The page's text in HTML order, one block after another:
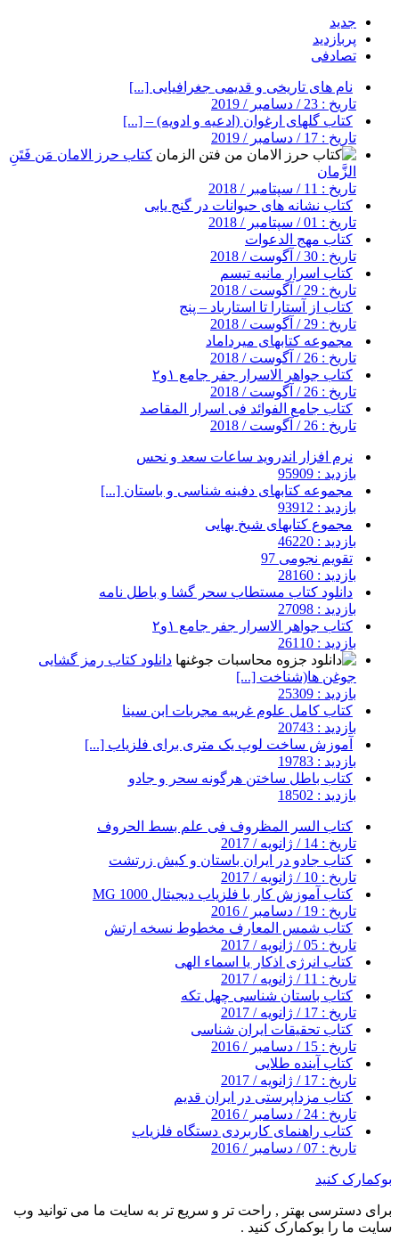
جدید
پربازدید
تصادفی
نام های تاریخی و قدیمی جغرافیایی [...]
تاریخ : 23 / دسامبر / 2019
کتاب گلهای ارغوان (ادعیه و ادویه) – [...]
تاریخ : 17 / دسامبر / 2019
کتاب حرز الامان مَن فَتَنِ
الزَّمان
تاریخ : 11 / سپتامبر / 2018
کتاب نشانه های حیوانات در گنج یابی
تاریخ : 01 / سپتامبر / 2018
کتاب مهج الدعوات
تاریخ : 30 / آگوست / 2018
کتاب اسرار مانیه تیسم
تاریخ : 29 / آگوست / 2018
کتاب از آستارا تا استارباد – پنج
تاریخ : 29 / آگوست / 2018
مجموعه کتابهای میرداماد
تاریخ : 26 / آگوست / 2018
کتاب جواهر الاسرار جفر جامع ۱و۲
تاریخ : 26 / آگوست / 2018
کتاب جامع الفوائد فی اسرار المقاصد
تاریخ : 26 / آگوست / 2018
نرم افزار اندروید ساعات سعد و نحس
بازدید : 95909
مجموعه کتابهای دفینه شناسی و باستان [...]
بازدید : 93912
مجموع کتابهای شیخ بهایی
بازدید : 46220
تقویم نجومی 97
بازدید : 28160
دانلود کتاب مستطاب سحر گشا و باطل نامه
بازدید : 27098
کتاب جواهر الاسرار جفر جامع ۱و۲
بازدید : 26110
دانلود کتاب رمز گشایی
جوغن ها(شناخت [...]
بازدید : 25309
کتاب کامل علوم غریبه مجربات ابن سینا
بازدید : 20743
آموزش ساخت لوپ یک متری برای فلزیاب [...]
بازدید : 19783
کتاب باطل ساختن هرگونه سحر و جادو
بازدید : 18502
کتاب السر المظروف فی علم بسط الحروف
تاریخ : 14 / ژانویه / 2017
کتاب جادو در ایران باستان و کیش زرتشت
تاریخ : 10 / ژانویه / 2017
کتاب آموزش کار با فلزیاب دیجیتال MG 1000
تاریخ : 19 / دسامبر / 2016
کتاب شمس المعارف مخطوط نسخه ارتش
تاریخ : 05 / ژانویه / 2017
کتاب انرژی اذکار یا اسماء الهی
تاریخ : 11 / ژانویه / 2017
کتاب باستان شناسی چهل تکه
تاریخ : 17 / ژانویه / 2017
کتاب تحقیقات ایران شناسی
تاریخ : 15 / دسامبر / 2016
کتاب آینده طلایی
تاریخ : 17 / ژانویه / 2017
کتاب مزداپرستی در ایران قدیم
تاریخ : 24 / دسامبر / 2016
کتاب راهنمای کاربردی دستگاه فلزیاب
تاریخ : 07 / دسامبر / 2016
بوکمارک کنید
برای دسترسی بهتر , راحت تر و سریع تر به سایت ما می توانید وب
سایت ما را بوکمارک کنید .